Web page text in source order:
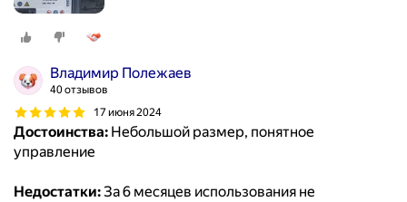
Владимир Полежаев
40 отзывов
17 июня 2024
Достоинства: Небольшой размер, понятное
управление
Недостатки:За 6 месяцев использования не